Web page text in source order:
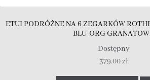
ETUI PODRÓŻNE NA 6 ZEGARKÓW
BLU-ORG
Dostępny
379.00zł